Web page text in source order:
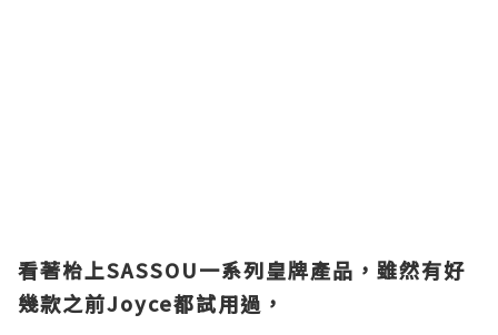
看著枱上SASSOU一系列皇牌產品，雖然有好
幾款之前Joyce都試用過，